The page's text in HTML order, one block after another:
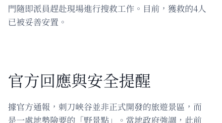
門隨即派員趕赴現場進行搜救工作。目前，獲救的4人
已被妥善安置。
官方回應與安全提醒
據官方通報，刺刀峽谷並非正式開發的旅遊景區，而
是一處地勢險要的「野景點」。當地政府強調，此前